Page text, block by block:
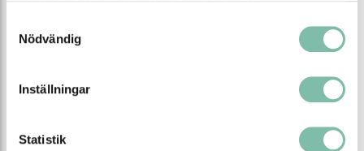
Nödvändig
Inställningar
Statistik
Vikt (kg)
6,1
1 (åt båda hållen)
Polypropen (PP)
Lagringstemperatur °C
-30 till+ 90